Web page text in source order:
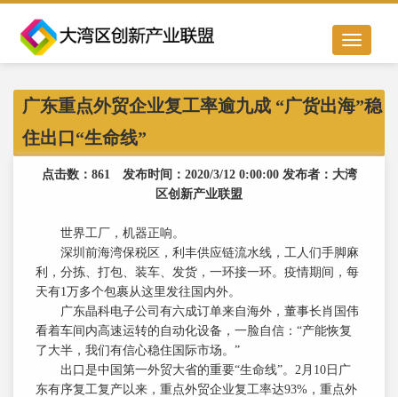
Toggle
navigation
广东重点外贸企业复工率逾九成 “广货出海”稳
住出口“生命线”
点击数：861 发布时间：2020/3/12 0:00:00 发布者：大湾
区创新产业联盟
世界工厂，机器正响。
深圳前海湾保税区，利丰供应链流水线，工人们手脚麻
利，分拣、打包、装车、发货，一环接一环。疫情期间，每
天有1万多个包裹从这里发往国内外。
广东晶科电子公司有六成订单来自海外，董事长肖国伟
看着车间内高速运转的自动化设备，一脸自信：“产能恢复
了大半，我们有信心稳住国际市场。”
出口是中国第一外贸大省的重要“生命线”。2月10日广
东有序复工复产以来，重点外贸企业复工率达93%，重点外